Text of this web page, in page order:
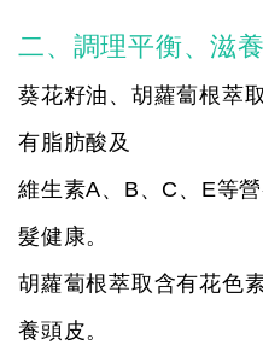
二、調理平衡、滋
葵花籽油、胡蘿蔔根萃
有脂肪酸及
維生素A、B、C、E等
髮健康。
胡蘿蔔根萃取含有花色
養頭皮。